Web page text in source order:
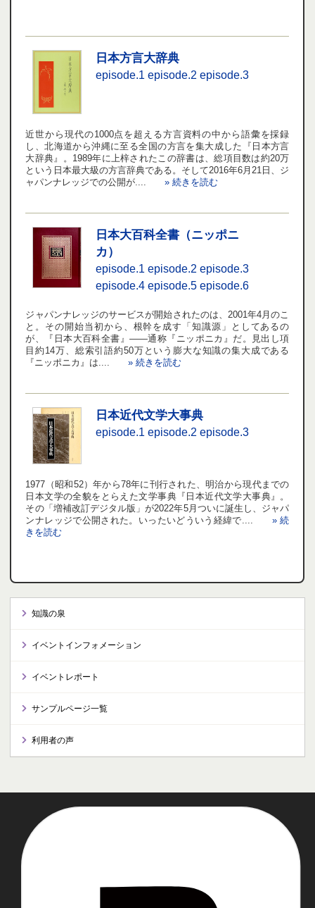
日本方言大辞典
episode.1 episode.2 episode.3
近世から現代の1000点を超える方言資料の中から語彙を採録
し、北海道から沖縄に至る全国の方言を集大成した『日本方言
大辞典』。1989年に上梓されたこの辞書は、総項目数は約20万
という日本最大級の方言辞典である。そして2016年6月21日、ジ
ャパンナレッジでの公開が....» 続きを読む
日本大百科全書（ニッポニ
カ）
episode.1 episode.2 episode.3
episode.4 episode.5 episode.6
ジャパンナレッジのサービスが開始されたのは、2001年4月のこ
と。その開始当初から、根幹を成す「知識源」としてあるの
が、『日本大百科全書』――通称『ニッポニカ』だ。見出し項
目約14万、総索引語約50万という膨大な知識の集大成である
『ニッポニカ』は....» 続きを読む
日本近代文学大事典
episode.1 episode.2 episode.3
1977（昭和52）年から78年に刊行された、明治から現代までの
日本文学の全貌をとらえた文学事典『日本近代文学大事典』。
その「増補改訂デジタル版」が2022年5月ついに誕生し、ジャパ
ンナレッジで公開された。いったいどういう経緯で.... » 続
きを読む
知識の泉
イベントインフォメーション
イベントレポート
サンプルページ一覧
利用者の声
推奨環境
プライバシーポリシー
著作権について